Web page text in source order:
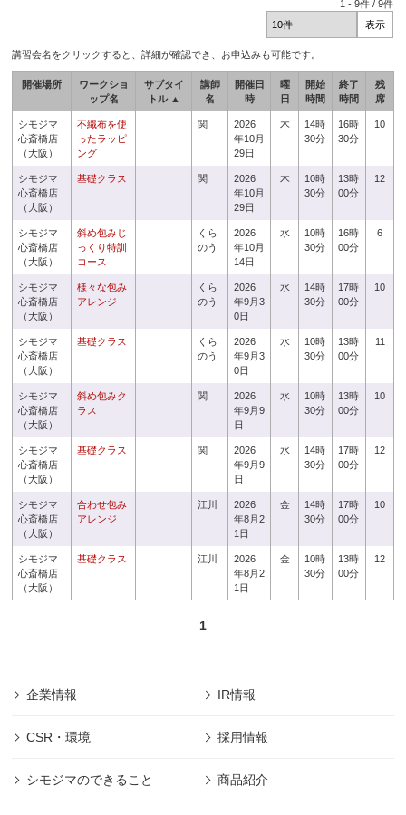
1 -9件 /9件
講習会名をクリックすると、詳細が確認でき、お申込みも可能です。
開催場所
ワークショ
ップ名
サブタイ
トル ▲
講師
名
開催日
時
曜
日
開始
時間
終了
時間
残
席
シモジマ
心斎橋店
（大阪）
不織布を使
ったラッピ
ング
関
2026
年10月
29日
木
14時
30分
16時
30分
10
シモジマ
心斎橋店
（大阪）
基礎クラス 関
2026
年10月
29日
木
10時
30分
13時
00分
12
シモジマ
心斎橋店
（大阪）
斜め包みじ
っくり特訓
コース
くら
のう
2026
年10月
14日
水
10時
30分
16時
00分
6
シモジマ
心斎橋店
（大阪）
様々な包み
アレンジ
くら
のう
2026
年9月3
0日
水
14時
30分
17時
00分
10
シモジマ
心斎橋店
（大阪）
基礎クラス
くら
のう
2026
年9月3
0日
水
10時
30分
13時
00分
11
シモジマ
心斎橋店
（大阪）
斜め包みク
ラス
関
2026
年9月9
日
水
10時
30分
13時
00分
10
シモジマ
心斎橋店
（大阪）
基礎クラス 関
2026
年9月9
日
水
14時
30分
17時
00分
12
シモジマ
心斎橋店
（大阪）
合わせ包み
アレンジ
江川
2026
年8月2
1日
金
14時
30分
17時
00分
10
シモジマ
心斎橋店
（大阪）
基礎クラス 江川
2026
年8月2
1日
金
10時
30分
13時
00分
12
1
企業情報 IR情報
CSR・環境 採用情報
シモジマのできること 商品紹介